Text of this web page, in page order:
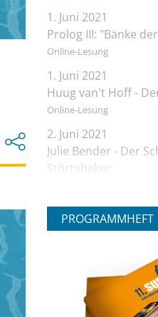
1. Juni 2021
Prolog III: "Bänke
Online-Lesung
1. Juni 2021
Huug van't Hoff -
Online-Lesung
2. Juni 2021
Julie Bender - Der
Störtebeker
2. Juni 2021
Janika Hoffmann -
Sascha Gutzeit -
Online-Lesung
PROGRAMMHEFT